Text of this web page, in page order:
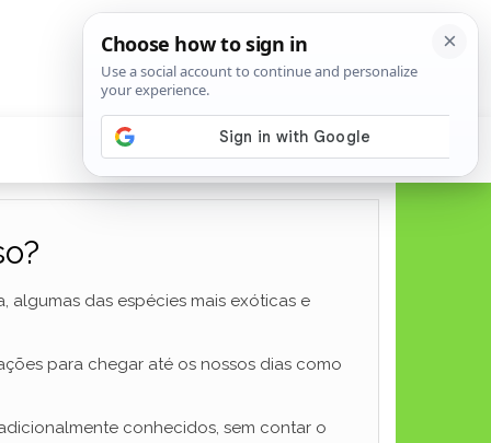
algumas das espécies mais exóticas e
para chegar até os nossos dias como
conhecidos, sem contar o